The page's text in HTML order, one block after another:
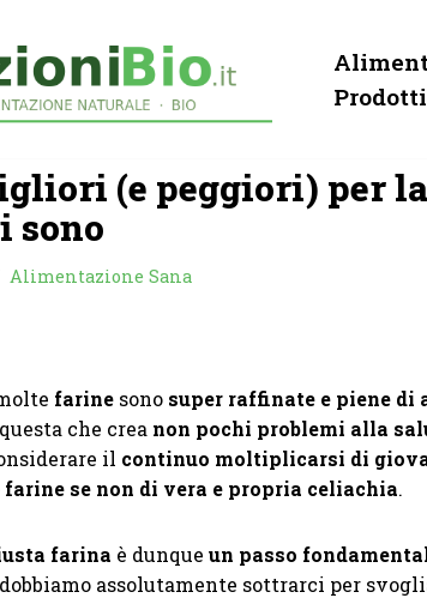
(e peggiori) per
sono
Alimentazione Sana
farine sono super raffinate e piene
che crea non pochi problemi alla
il continuo moltiplicarsi di
se non di vera e propria celiachia.
farina è dunque un passo
assolutamente sottrarci per